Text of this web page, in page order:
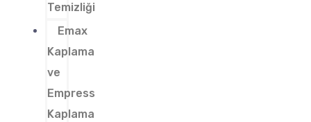
Temizliği
Emax
Kaplama
ve
Empress
Kaplama